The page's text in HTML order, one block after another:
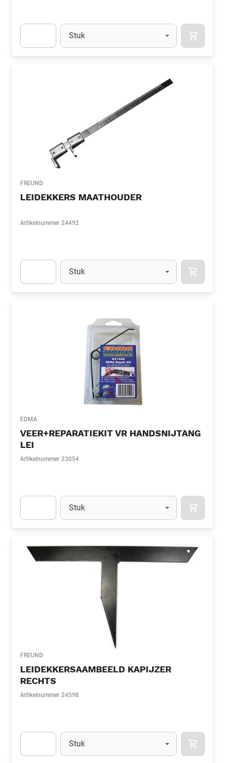
Eenheid
Stuk
FREUND
LEIDEKKERS MAATHOUDER
Artikelnummer 24492
Eenheid
Stuk
EDMA
VEER+REPARATIEKIT VR HANDSNIJTANG
LEI
Artikelnummer 23054
Eenheid
Stuk
FREUND
LEIDEKKERSAAMBEELD KAPIJZER
RECHTS
Artikelnummer 24598
Eenheid
Stuk